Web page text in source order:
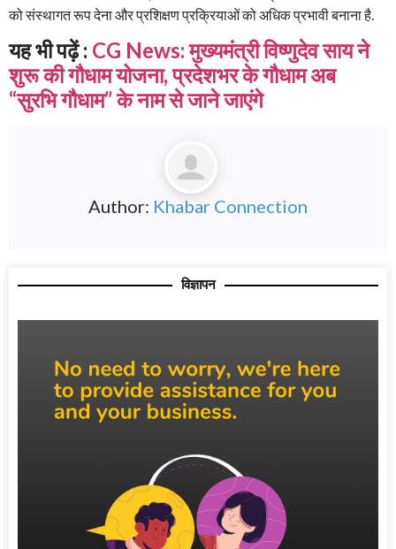
को संस्थागत रूप देना और प्रशिक्षण प्रक्रियाओं को अधिक प्रभावी बनाना है.
यह भी पढ़ें : CG News: मुख्यमंत्री विष्णुदेव साय ने
शुरू की गौधाम योजना, प्रदेशभर के गौधाम अब
“सुरभि गौधाम” के नाम से जाने जाएंगे
Author: Khabar Connection
विज्ञापन